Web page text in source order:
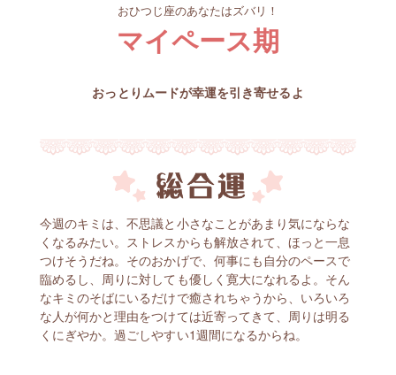
おひつじ座のあなたはズバリ！
マイペース期
おっとりムードが幸運を引き寄せるよ
今週のキミは、不思議と小さなことがあまり気にならな
くなるみたい。ストレスからも解放されて、ほっと一息
つけそうだね。そのおかげで、何事にも自分のペースで
臨めるし、周りに対しても優しく寛大になれるよ。そん
なキミのそばにいるだけで癒されちゃうから、いろいろ
な人が何かと理由をつけては近寄ってきて、周りは明る
くにぎやか。過ごしやすい1週間になるからね。